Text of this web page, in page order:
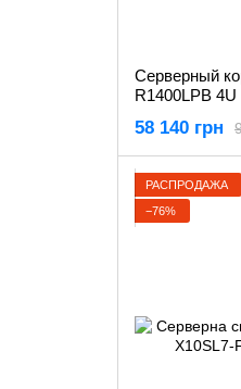
Серверный
R1400LPB 4U
58 140 грн
РАСПРОДАЖА
−76%